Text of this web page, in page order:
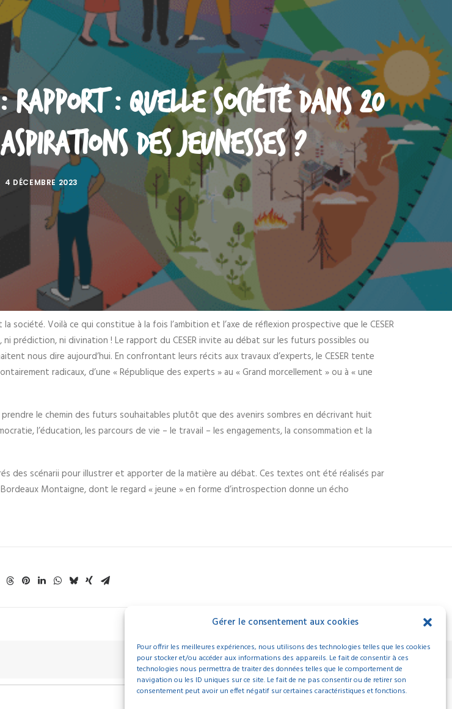
Gérer le consentement aux cookies
Pour offrir les meilleures expériences, nous utilisons des technologies telles que les cookies
pour stocker et/ou accéder aux informations des appareils. Le fait de consentir à ces
technologies nous permettra de traiter des données telles que le comportement de
navigation ou les ID uniques sur ce site. Le fait de ne pas consentir ou de retirer son
consentement peut avoir un effet négatif sur certaines caractéristiques et fonctions.
rapport : quelle société dans 20
des jeunesses ?
4 DÉCEMBRE 2023
société. Voilà ce qui constitue à la fois l’ambition et l’axe de réflexion prospective que le CESER
ni divination ! Le rapport du CESER invite au débat sur les futurs possibles ou
nous dire aujourd’hui. En confrontant leurs récits aux travaux d’experts, le CESER tente
radicaux, d’une « République des experts » au « Grand morcellement » ou à « une
le chemin des futurs souhaitables plutôt que des avenirs sombres en décrivant huit
l’éducation, les parcours de vie – le travail – les engagements, la consommation et la
des scénarii pour illustrer et apporter de la matière au débat. Ces textes ont été réalisés par
Montaigne, dont le regard « jeune » en forme d’introspection donne un écho
SUIVANT